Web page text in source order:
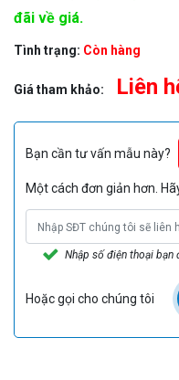
đãi về giá.
Tình trạng: Còn hàng
Giá tham khảo: Liên
Bạn cần tư vấn mẫu này?
Một cách đơn giản hơn.
Nhập số điện thoại bạn
Hoặc gọi cho chúng tôi